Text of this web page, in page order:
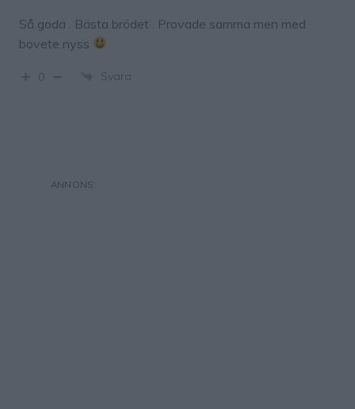
Så goda . Bästa brödet . Provade samma men med
bovete nyss
0 Svara